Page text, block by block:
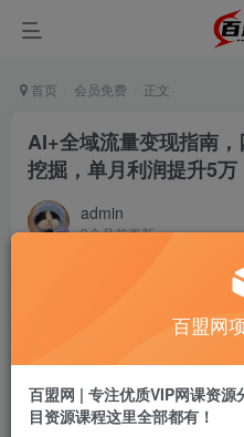
首页 会员免费 正文
AI+全域流量变现指南
挖掘，单月利润提升5万
admin
9个月前更新
盟币
百盟网
百盟网 | 专注优质VIP网课资
目资源课程这里全部都有！